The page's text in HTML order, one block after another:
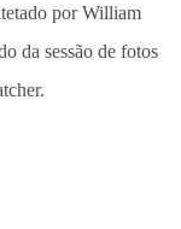
por William
da sessão de fotos